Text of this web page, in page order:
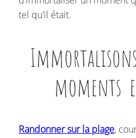
tel qu’il était.
moments
Randonner sur la plage,